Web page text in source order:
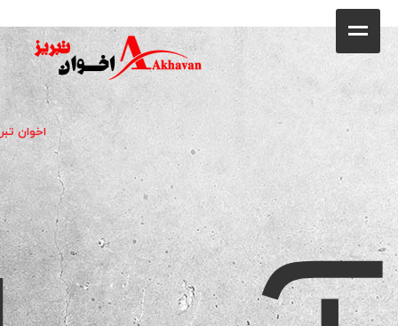
فروشگاه
محصولات
جشنواره فروش ویژه
کاتالوگ
گالری
وبلاگ
اخوان